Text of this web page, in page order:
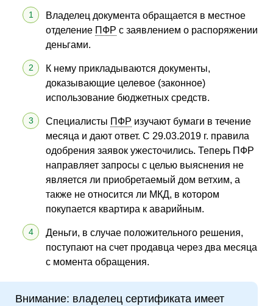
Владелец документа обращается в местное
отделение ПФР с заявлением о распоряжении
деньгами.
К нему прикладываются документы,
доказывающие целевое (законное)
использование бюджетных средств.
Специалисты ПФР изучают бумаги в течение
месяца и дают ответ. С 29.03.2019 г. правила
одобрения заявок ужесточились. Теперь ПФР
направляет запросы с целью выяснения не
является ли приобретаемый дом ветхим, а
также не относится ли МКД, в котором
покупается квартира к аварийным.
Деньги, в случае положительного решения,
поступают на счет продавца через два месяца
с момента обращения.
Внимание: владелец сертификата имеет